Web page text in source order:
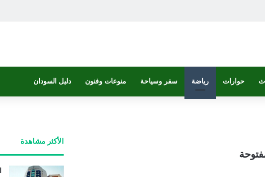
حوارات رياضة سفر وسياحة منوعات وفنون دليل السودان
الأكثر مشاهدة